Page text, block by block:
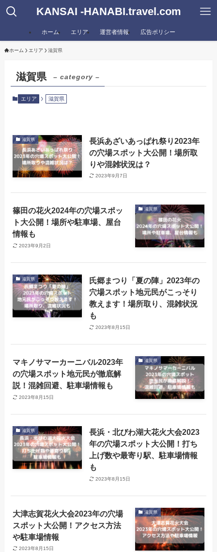
KANSAI -HANABI.travel.com
ホーム エリア 運営者情報 広告ポリシー
ホーム エリア 滋賀県
滋賀県 – category –
エリア 滋賀県
滋賀県
長浜あざいあっぱれ祭り2023年
の穴場スポット大公開！場所取
りや混雑状況は？
2023年9月7日
滋賀県
篠田の花火2024年の穴場スポッ
ト大公開！場所や駐車場、屋台
情報も
2023年9月2日
滋賀県
氏郷まつり「夏の陣」2023年の
穴場スポット地元民がこっそり
教えます！場所取り、混雑状況
も
2023年8月15日
滋賀県
マキノサマーカーニバル2023年
の穴場スポット地元民が徹底解
説！混雑回避、駐車場情報も
2023年8月15日
滋賀県
長浜・北びわ湖大花火大会2023
年の穴場スポット大公開！打ち
上げ数や最寄り駅、駐車場情報
も
2023年8月15日
滋賀県
大津志賀花火大会2023年の穴場
スポット大公開！アクセス方法
や駐車場情報
2023年8月15日